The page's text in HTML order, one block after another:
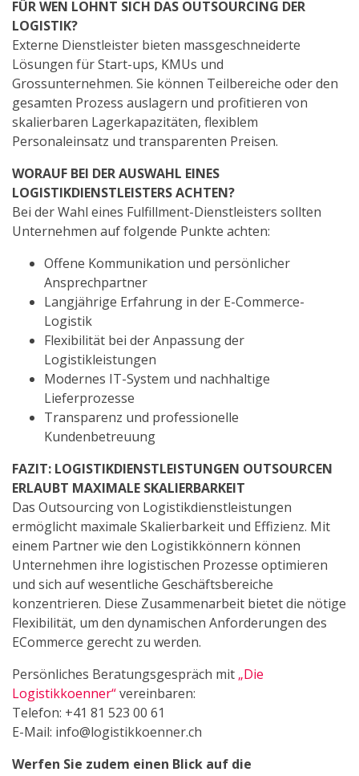
FÜR WEN LOHNT SICH DAS OUTSOURCING DER
LOGISTIK?
Externe Dienstleister bieten massgeschneiderte
Lösungen für Start-ups, KMUs und
Grossunternehmen. Sie können Teilbereiche oder den
gesamten Prozess auslagern und profitieren von
skalierbaren Lagerkapazitäten, flexiblem
Personaleinsatz und transparenten Preisen.
WORAUF BEI DER AUSWAHL EINES
LOGISTIKDIENSTLEISTERS ACHTEN?
Bei der Wahl eines Fulfillment-Dienstleisters sollten
Unternehmen auf folgende Punkte achten:
Offene Kommunikation und persönlicher
Ansprechpartner
Langjährige Erfahrung in der E-Commerce-
Logistik
Flexibilität bei der Anpassung der
Logistikleistungen
Modernes IT-System und nachhaltige
Lieferprozesse
Transparenz und professionelle
Kundenbetreuung
FAZIT: LOGISTIKDIENSTLEISTUNGEN OUTSOURCEN
ERLAUBT MAXIMALE SKALIERBARKEIT
Das Outsourcing von Logistikdienstleistungen
ermöglicht maximale Skalierbarkeit und Effizienz. Mit
einem Partner wie den Logistikkönnern können
Unternehmen ihre logistischen Prozesse optimieren
und sich auf wesentliche Geschäftsbereiche
konzentrieren. Diese Zusammenarbeit bietet die nötige
Flexibilität, um den dynamischen Anforderungen des
ECommerce gerecht zu werden.
Persönliches Beratungsgespräch mit „Die
Logistikkoenner“vereinbaren:
Telefon: +41 81 523 00 61
E-Mail: info@logistikkoenner.ch
Werfen Sie zudem einen Blick auf die